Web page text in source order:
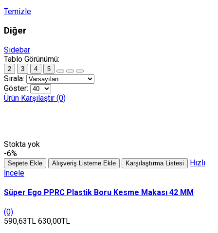
Temizle
Diğer
Sidebar
Tablo Görünümü:
2 3 4 5
Sırala:
Göster:
Ürün Karşılaştır (0)
Stokta yok
-6%
Sepete Ekle Alışveriş Listeme Ekle Karşılaştırma Listesi
Hızlı
İncele
Süper Ego PPRC Plastik Boru Kesme Makası 42 MM
(0)
590,63TL 630,00TL